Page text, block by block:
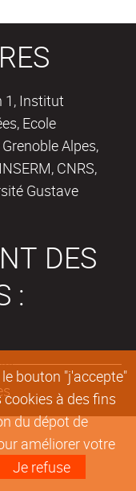
bouton "j'accepte"
à des fins
du dépot de
améliorer votre
Je refuse
1, Institut
Ecole
Alpes,
CNRS,
Gustave
DES
: